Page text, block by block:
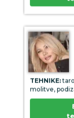
TEHNIKE:
molitve,